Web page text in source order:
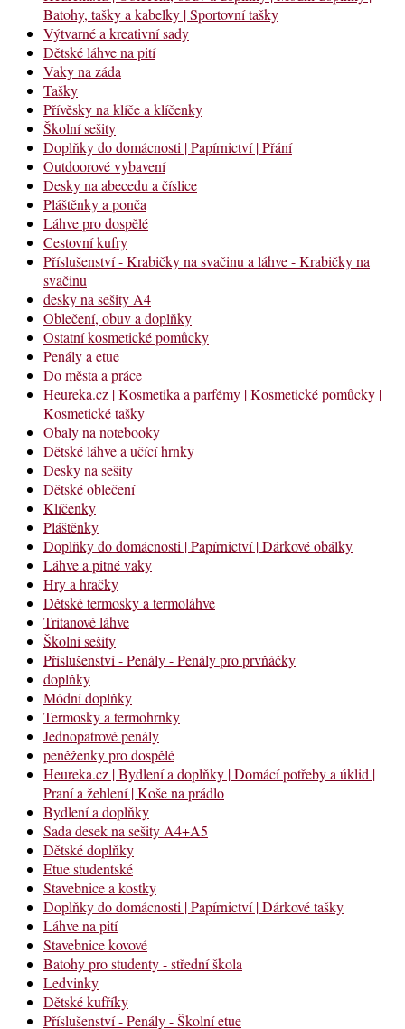
Batohy, tašky a kabelky | Sportovní tašky
Výtvarné a kreativní sady
Dětské láhve na pití
Vaky na záda
Tašky
Přívěsky na klíče a klíčenky
Školní sešity
Doplňky do domácnosti | Papírnictví | Přání
Outdoorové vybavení
Desky na abecedu a číslice
Pláštěnky a ponča
Láhve pro dospělé
Cestovní kufry
Příslušenství - Krabičky na svačinu a láhve - Krabičky na
svačinu
desky na sešity A4
Oblečení, obuv a doplňky
Ostatní kosmetické pomůcky
Penály a etue
Do města a práce
Heureka.cz | Kosmetika a parfémy | Kosmetické pomůcky |
Kosmetické tašky
Obaly na notebooky
Dětské láhve a učící hrnky
Desky na sešity
Dětské oblečení
Klíčenky
Pláštěnky
Doplňky do domácnosti | Papírnictví | Dárkové obálky
Láhve a pitné vaky
Hry a hračky
Dětské termosky a termoláhve
Tritanové láhve
Školní sešity
Příslušenství - Penály - Penály pro prvňáčky
doplňky
Módní doplňky
Termosky a termohrnky
Jednopatrové penály
peněženky pro dospělé
Heureka.cz | Bydlení a doplňky | Domácí potřeby a úklid |
Praní a žehlení | Koše na prádlo
Bydlení a doplňky
Sada desek na sešity A4+A5
Dětské doplňky
Etue studentské
Stavebnice a kostky
Doplňky do domácnosti | Papírnictví | Dárkové tašky
Láhve na pití
Stavebnice kovové
Batohy pro studenty - střední škola
Ledvinky
Dětské kufříky
Příslušenství - Penály - Školní etue